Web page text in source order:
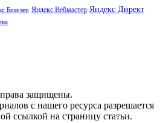
Браузер Яндекс Вебмастер Яндекс Директ
защищены.
с нашего ресурса разрешается
ссылкой на страницу статьи.